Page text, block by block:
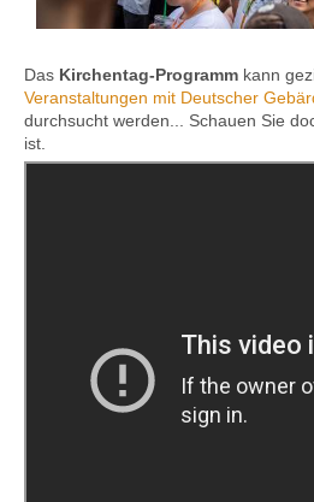
Kontakt
Das Kirchentag-Programm kann
Veranstaltungen mit Deutscher
durchsucht werden... Schauen Sie
ist.